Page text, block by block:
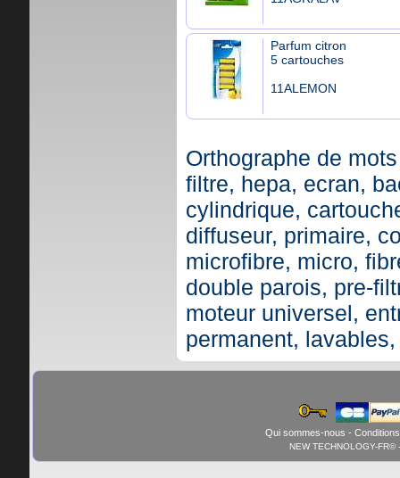
Parfum citron
5 cartouches
11ALEMON
Orthographe de
filtre, hepa, ecran,
cylindrique,
diffuseur, primaire,
microfibre, micro,
double parois, pre-
moteur universel,
permanent,
Qui sommes-nous -
NEW TECHNOLOGY-